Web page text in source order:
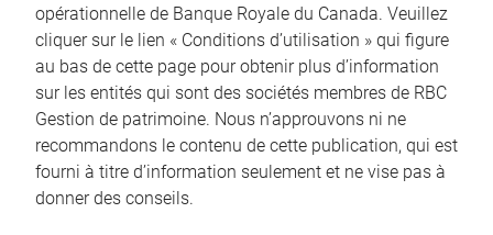
opérationnelle de Banque Royale du Canada. Veuillez
cliquer sur le lien « Conditions d’utilisation » qui figure
au bas de cette page pour obtenir plus d’information
sur les entités qui sont des sociétés membres de RBC
Gestion de patrimoine. Nous n’approuvons ni ne
recommandons le contenu de cette publication, qui est
fourni à titre d’information seulement et ne vise pas à
donner des conseils.